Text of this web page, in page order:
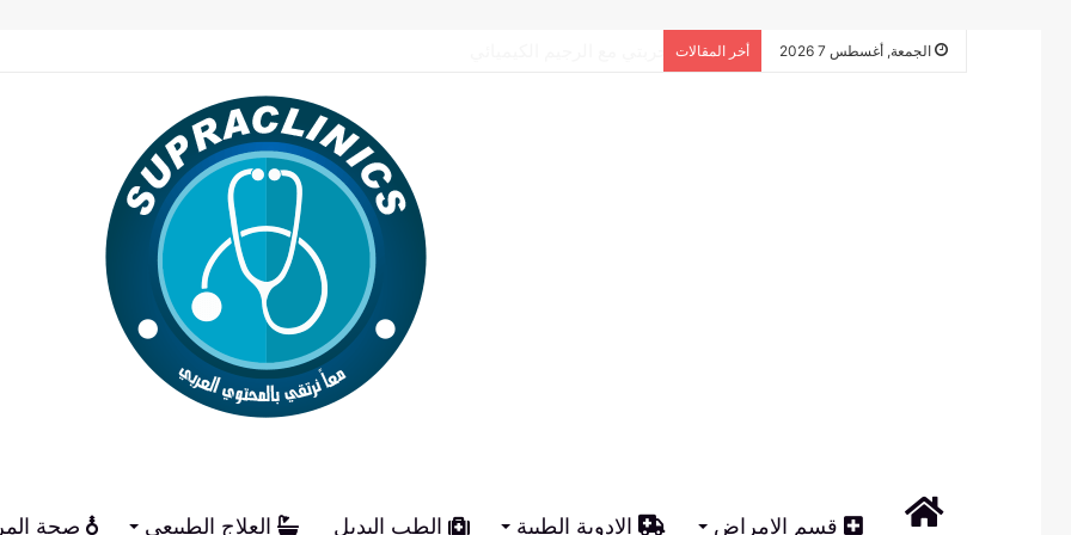
الجمعة, أغسطس 7 2026 أخر المقالات
الرئيسيةقسم الامراض الادوية الطبية الطب البديل العلاج الطبيعي صحة